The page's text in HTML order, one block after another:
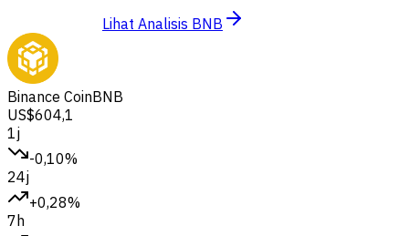
Lihat Analisis BNB
Binance CoinBNB
US$604,1
1j
-0,10%
24j
+0,28%
7h